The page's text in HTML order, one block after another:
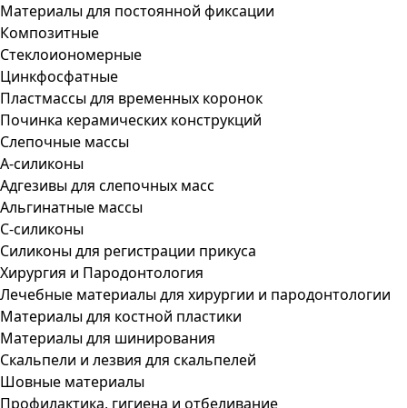
Материалы для постоянной фиксации
Композитные
Стеклоиономерные
Цинкфосфатные
Пластмассы для временных коронок
Починка керамических конструкций
Слепочные массы
А-силиконы
Адгезивы для слепочных масс
Альгинатные массы
С-силиконы
Силиконы для регистрации прикуса
Хирургия и Пародонтология
Лечебные материалы для хирургии и пародонтологии
Материалы для костной пластики
Материалы для шинирования
Скальпели и лезвия для скальпелей
Шовные материалы
Профилактика, гигиена и отбеливание